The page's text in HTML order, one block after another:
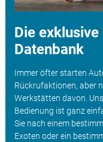
Die
Datenbank
Immer öfter starten
Rückrufaktionen, aber
Werkstätten davon.
Bedienung ist ganz
Sie nach einem
Exoten oder ein